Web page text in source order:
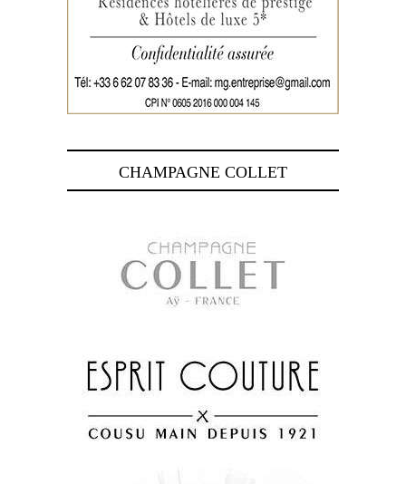
CHAMPAGNE COLLET